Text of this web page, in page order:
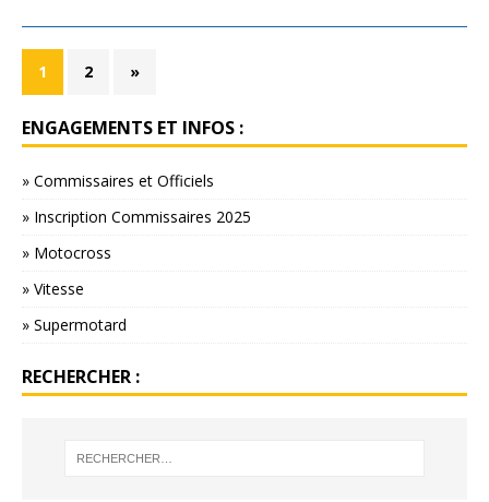
1 2 »
ENGAGEMENTS ET INFOS :
» Commissaires et Officiels
» Inscription Commissaires 2025
» Motocross
» Vitesse
» Supermotard
RECHERCHER :